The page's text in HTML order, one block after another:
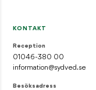
KONTAKT
Reception
01046-380 00
information@sydved.se
Besöksadress